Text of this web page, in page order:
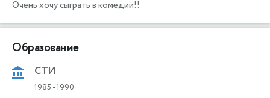
Образование
СТИ
1985 -1990